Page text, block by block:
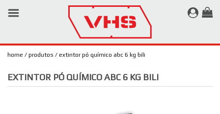
INCÊNDIO
LABORAL
×
home produtos extintor pó químico abc 6 kg bili
EXTINTOR PÓ QUÍMICO ABC 6 KG BILI